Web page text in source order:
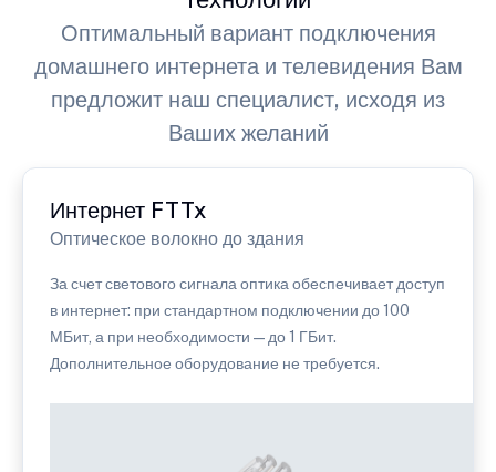
Оптимальный вариант подключения
домашнего интернета и телевидения Вам
предложит наш специалист, исходя из
Ваших желаний
Интернет FTTx
Оптическое волокно до здания
За счет светового сигнала оптика обеспечивает доступ
в интернет: при стандартном подключении до 100
МБит, а при необходимости — до 1 ГБит.
Дополнительное оборудование не требуется.